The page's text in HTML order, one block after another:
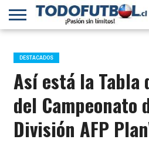
PRIMERA
B
SELECCIÓN
CHILENA
CHILENOS
EN EL
MUNDO
FÚTBOL
INTERNACIONAL
DESTACADOS
Así está la Tabla
del Campeonato
División AFP